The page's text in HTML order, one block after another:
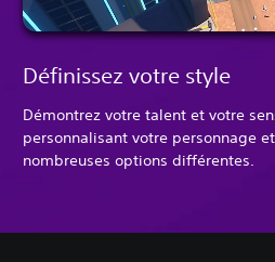
Définissez votre style
Démontrez votre talent et votre
personnalisant votre personnage
nombreuses options différentes.